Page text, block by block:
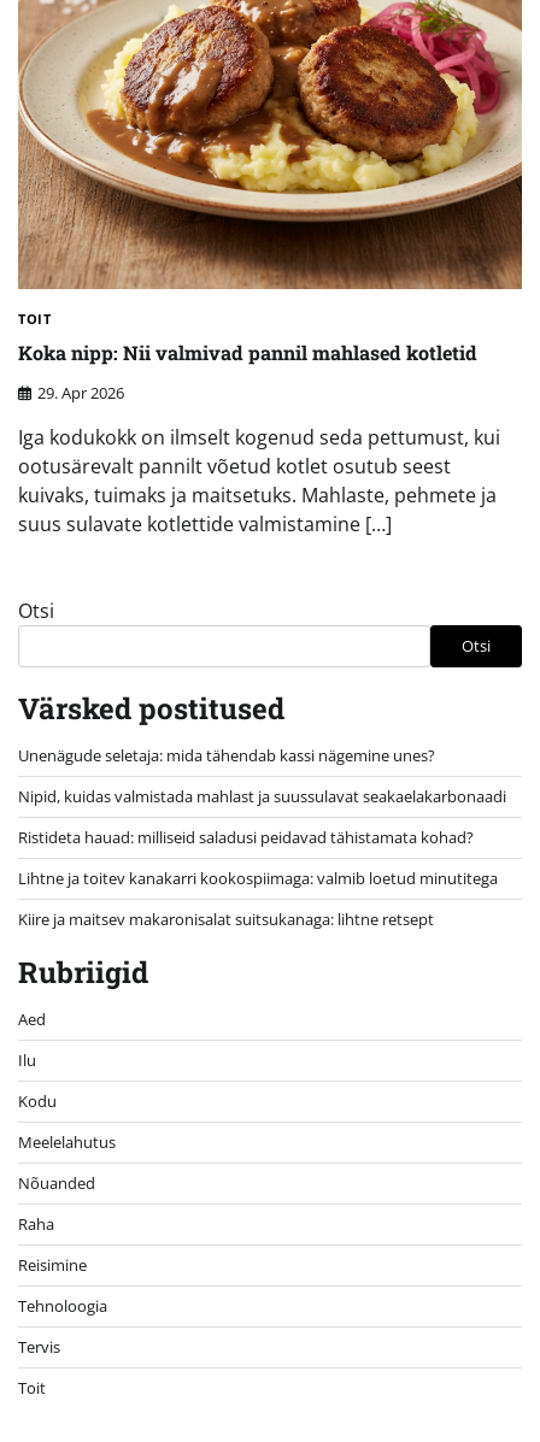
TOIT
Koka nipp: Nii valmivad pannil mahlased kotletid
29. Apr 2026
Iga kodukokk on ilmselt kogenud seda pettumust, kui
ootusärevalt pannilt võetud kotlet osutub seest
kuivaks, tuimaks ja maitsetuks. Mahlaste, pehmete ja
suus sulavate kotlettide valmistamine […]
Otsi
Otsi
Värsked postitused
Unenägude seletaja: mida tähendab kassi nägemine unes?
Nipid, kuidas valmistada mahlast ja suussulavat seakaelakarbonaadi
Ristideta hauad: milliseid saladusi peidavad tähistamata kohad?
Lihtne ja toitev kanakarri kookospiimaga: valmib loetud minutitega
Kiire ja maitsev makaronisalat suitsukanaga: lihtne retsept
Rubriigid
Aed
Ilu
Kodu
Meelelahutus
Nõuanded
Raha
Reisimine
Tehnoloogia
Tervis
Toit